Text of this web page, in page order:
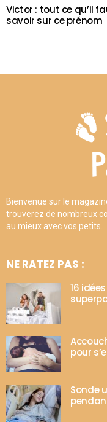
Victor : tout ce qu’il
savoir sur ce prénom
Bienvenue sur le
trouverez de nombreux
au mieux avec vos petits.
NE RATEZ PAS :
16
pour
Sonde